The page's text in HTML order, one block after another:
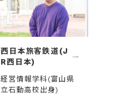
西日本旅客鉄道(J
R西日本)
経営情報学科(富山県
立石動高校出身)